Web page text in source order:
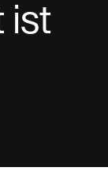
ist